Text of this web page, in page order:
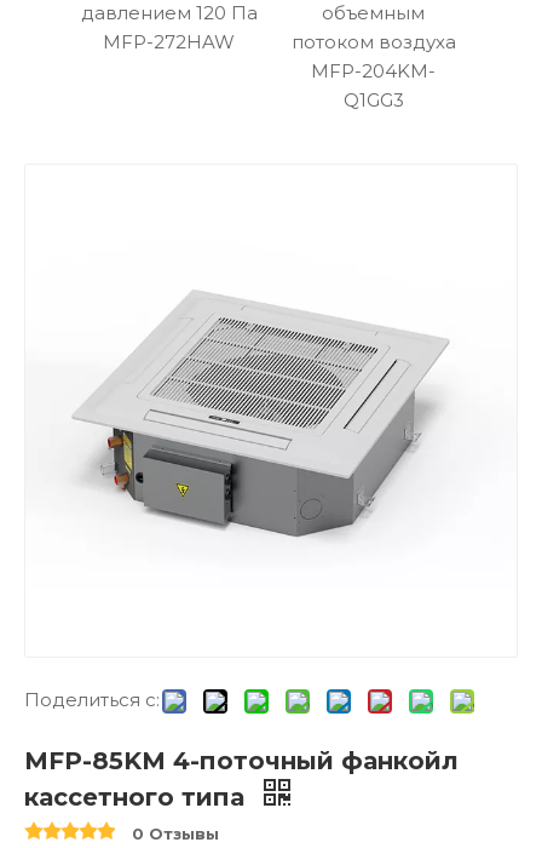
давлением 120 Па
MFP-272HAW
объемным
потоком воздуха
MFP-204KM-
Q1GG3
Поделиться с:
MFP-85KM 4-поточный фанкойл
кассетного типа
0 Отзывы